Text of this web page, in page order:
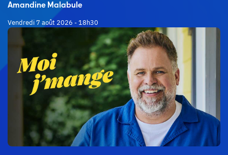
Amandine Malabule
Vendredi 7 août 2026 - 18h30